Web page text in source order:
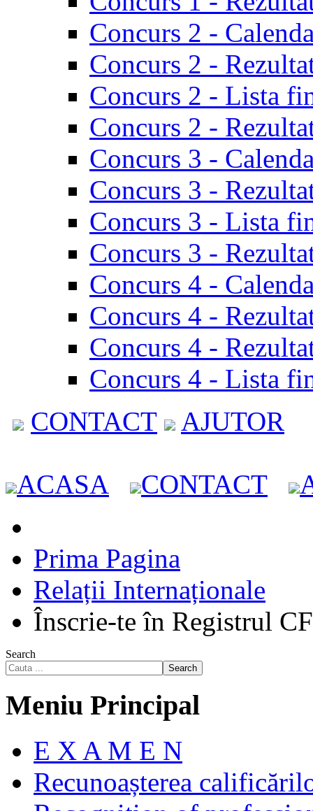
Concurs 2 -
Concurs 2 -
Concurs 2 - Lista
Concurs 2 -
Concurs 3 -
Concurs 3 -
Concurs 3 - Lista
Concurs 3 -
Concurs 4 -
Concurs 4 -
Concurs 4 -
Concurs 4 - Lista
CONTACT
AJUTOR
ACASA CONTACT
Prima Pagina
Relații Internaționale
Înscrie-te în Registrul
Search
Search
Meniu Principal
E X A M E N
Recunoașterea